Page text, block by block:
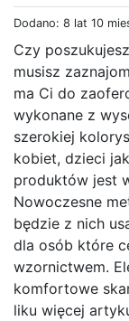
Dodano: 8 lat 10
Czy
musisz
ma Ci do
wykonane z
szerokiej
kobiet, dzieci
produktów jest
Nowoczesne
będzie z nich
dla osób które
wzornictwem.
komfortowe
liku więcej